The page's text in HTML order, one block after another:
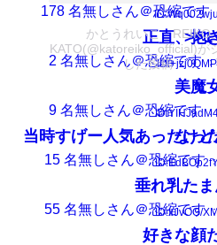
かとうれいこ REIKO
KATO(@katoreiko_official)が
した投稿
178 名無しさん＠恐縮です
>>1
正直、抱
2 名無しさん＠恐縮です
美魔
9 名無しさん＠恐縮です
当時すげー人気あったけどある頃から見かけ
15 名無しさん＠恐縮です
垂れ乳たま
55 名無しさん＠恐縮です
ID:xJvOG/
好きな顔